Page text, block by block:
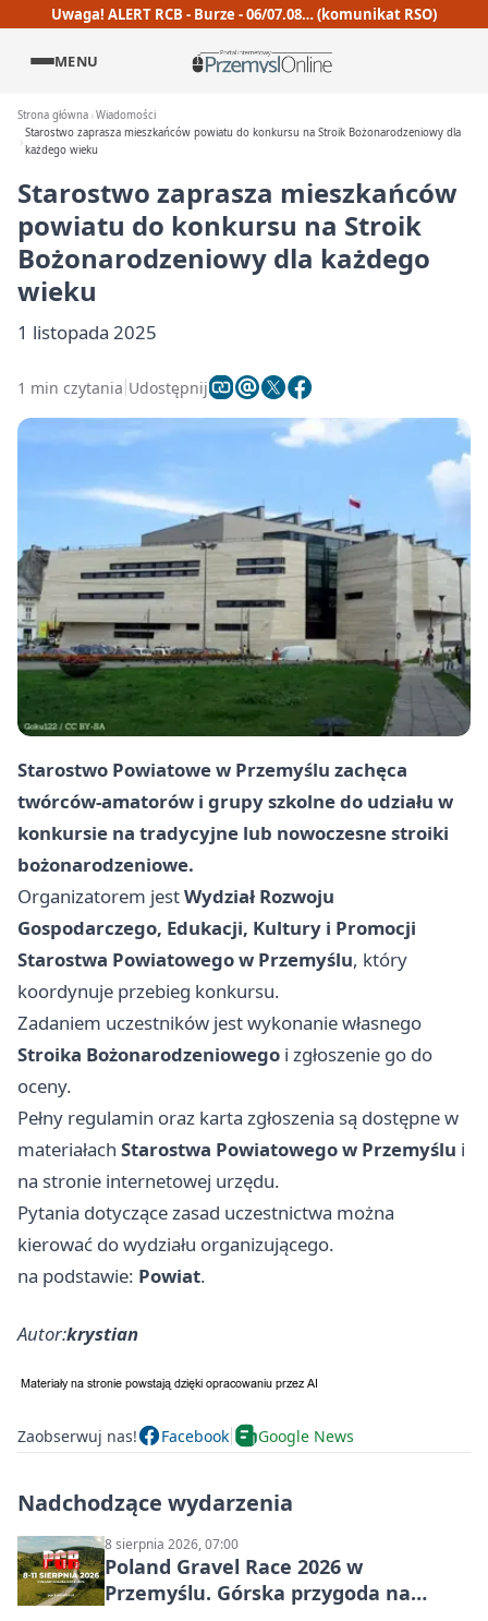
Uwaga! ALERT RCB - Burze - 06/07.08… (komunikat RSO)
MENU
Strona główna Wiadomości
Starostwo zaprasza mieszkańców powiatu do konkursu na Stroik Bożonarodzeniowy dla
każdego wieku
Starostwo zaprasza mieszkańców
powiatu do konkursu na Stroik
Bożonarodzeniowy dla każdego
wieku
1 listopada 2025
1 min czytania Udostępnij
Starostwo Powiatowe w Przemyślu zachęca
twórców-amatorów i grupy szkolne do udziału w
konkursie na tradycyjne lub nowoczesne stroiki
bożonarodzeniowe.
Organizatorem jestWydział Rozwoju
Gospodarczego, Edukacji, Kultury i Promocji
Starostwa Powiatowego w Przemyślu, który
koordynuje przebieg konkursu.
Zadaniem uczestników jest wykonanie własnego
Stroika Bożonarodzeniowego i zgłoszenie go do
oceny.
Pełny regulamin oraz karta zgłoszenia są dostępne w
materiałach Starostwa Powiatowego w Przemyślu i
na stronie internetowej urzędu.
Pytania dotyczące zasad uczestnictwa można
kierować do wydziału organizującego.
na podstawie: Powiat.
Autor:krystian
Zaobserwuj nas! Facebook Google News
Nadchodzące wydarzenia
8 sierpnia 2026, 07:00
Poland Gravel Race 2026 w
Przemyślu. Górska przygoda na